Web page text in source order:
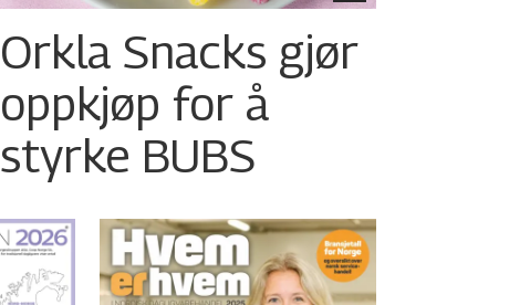
Orkla Snacks gjør
oppkjøp for å
styrke BUBS